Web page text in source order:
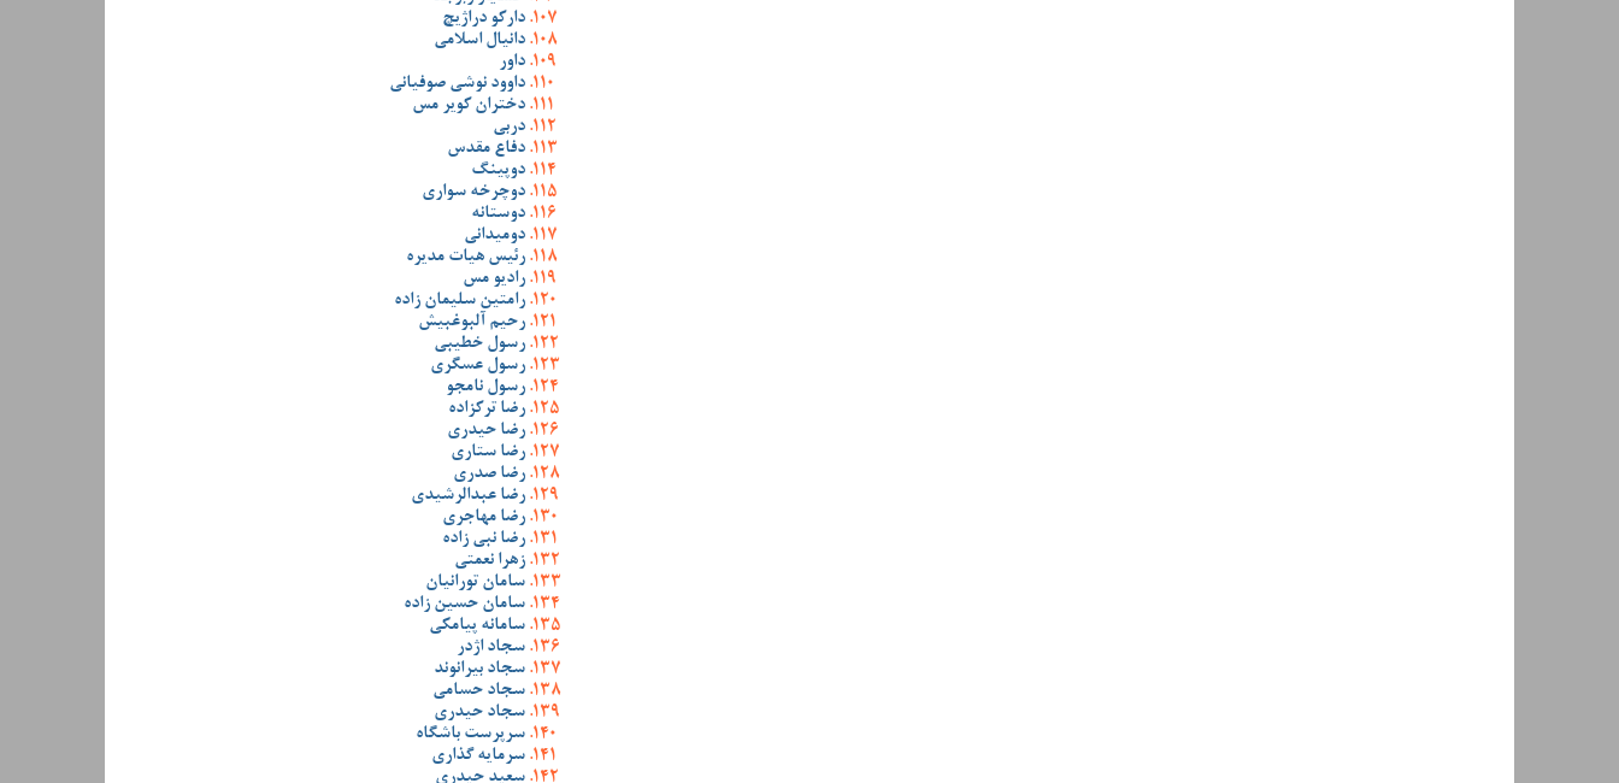
دارکو دراژیچ
دانیال اسلامی
داور
داوود نوشی صوفیانی
دختران کویر مس
دربی
دفاع مقدس
دوپینگ
دوچرخه سواری
دوستانه
دومیدانی
رئیس هیات مدیره
رادیو مس
رامتین سلیمان زاده
رحیم آلبوغبیش
رسول خطیبی
رسول عسگری
رسول نامجو
رضا ترکزاده
رضا حیدری
رضا ستاری
رضا صدری
رضا عبدالرشیدی
رضا مهاجری
رضا نبی زاده
زهرا نعمتی
سامان تورانیان
سامان حسین زاده
سامانه پیامکی
سجاد اژدر
سجاد بیرانوند
سجاد حسامی
سجاد حیدری
سرپرست باشگاه
سرمایه گذاری
سعید حیدری